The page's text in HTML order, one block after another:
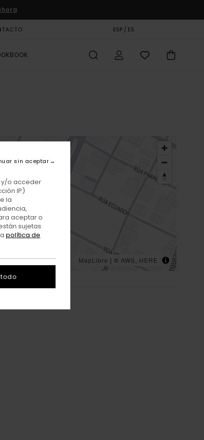
ESP / ES
MapLibre | © AWS HERE
y/o acceder
IP)
la
aceptar o
sujetas
política de
sin aceptar